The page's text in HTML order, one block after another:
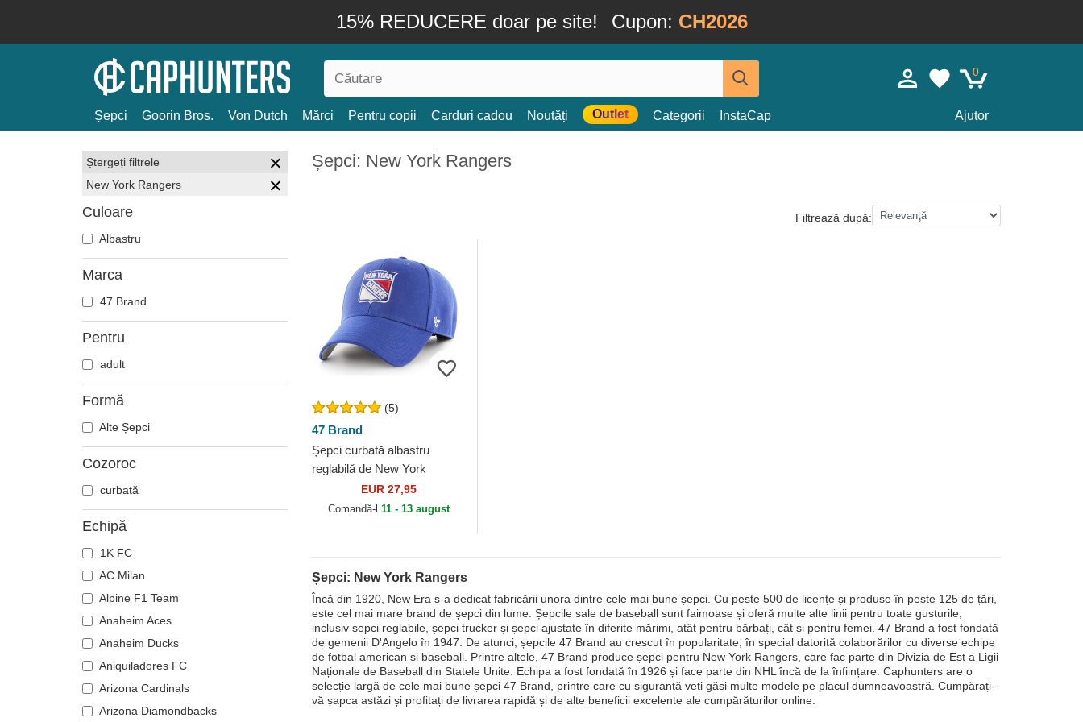
15% REDUCERE doar pe site! Cupon: CH2026
0
Șepci Goorin Bros. Von Dutch Mărci Pentru copii Carduri cadou Noutăți Outlet Categorii InstaCap Ajutor
Ștergeți filtrele
New York Rangers
Culoare
Albastru
Marca
47 Brand
Pentru
adult
Formă
Alte Șepci
Cozoroc
curbată
Echipă
1K FC
AC Milan
Alpine F1 Team
Anaheim Aces
Anaheim Ducks
Aniquiladores FC
Arizona Cardinals
Arizona Diamondbacks
Șepci: New York Rangers
Filtrează după:
(5)
47 Brand
Șepci curbată albastru
reglabilă de New York
Rangers NHL de 47 Brand
EUR 27,95
Comandă-l 11 - 13 august
Șepci: New York Rangers
Încă din 1920, New Era s-a dedicat fabricării unora dintre cele mai bune șepci. Cu peste 500 de licențe și produse în peste 125 de țări,
este cel mai mare brand de șepci din lume. Șepcile sale de baseball sunt faimoase și oferă multe alte linii pentru toate gusturile,
inclusiv șepci reglabile, șepci trucker și șepci ajustate în diferite mărimi, atât pentru bărbați, cât și pentru femei. 47 Brand a fost fondată
de gemenii D'Angelo în 1947. De atunci, șepcile 47 Brand au crescut în popularitate, în special datorită colaborărilor cu diverse echipe
de fotbal american și baseball. Printre altele, 47 Brand produce șepci pentru New York Rangers, care fac parte din Divizia de Est a Ligii
Naționale de Baseball din Statele Unite. Echipa a fost fondată în 1926 și face parte din NHL încă de la înființare. Caphunters are o
selecție largă de cele mai bune șepci 47 Brand, printre care cu siguranță veți găsi multe modele pe placul dumneavoastră. Cumpărați-
vă șapca astăzi și profitați de livrarea rapidă și de alte beneficii excelente ale cumpărăturilor online.